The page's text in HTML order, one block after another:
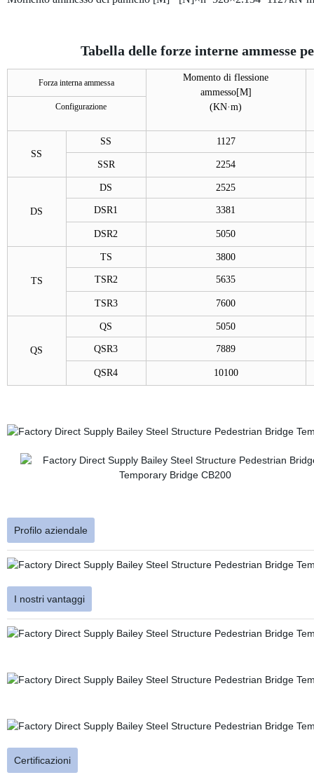
Tabella delle forze interne ammesse
Forza interna ammessa
Momento di flessione
ammesso[M]
(KN·m)
Configurazione
SS
SS 1127
SSR 2254
DS
DS 2525
DSR1 3381
DSR2 5050
TS
TS 3800
TSR2 5635
TSR3 7600
QS
QS 5050
QSR3 7889
QSR4 10100
Profilo aziendale
I nostri vantaggi
Certificazioni